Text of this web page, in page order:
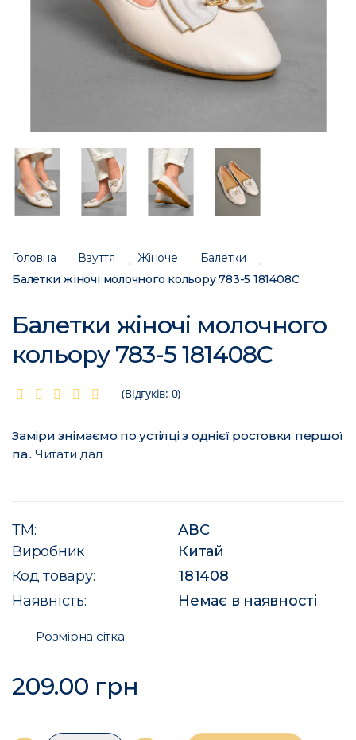
Головна Взуття Жіноче
Балетки
Балетки жіночі молочного кольору 783-5 181408C
Балетки жіночі молочного
кольору 783-5 181408C
(Відгуків: 0)
Заміри знімаємо по устілці з однієї ростовки першої
па.. Читати далі
ТМ:
ABC
Виробник
Китай
Код товару:
181408
Наявність:
Немає в наявності
Розмірна сітка
209.00 грн